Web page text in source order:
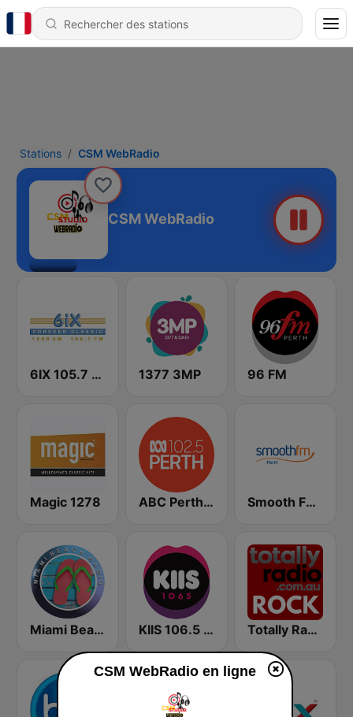
Stations CSM WebRadio
CSM WebRadio
6IX 105.7 FM 1377 3MP 96 FM
Magic 1278 ABC Perth 102.5 FM Smooth FM Perth
Miami Beach Radio KIIS 106.5 FM Totally Radio Rock
CSM WebRadio en ligne